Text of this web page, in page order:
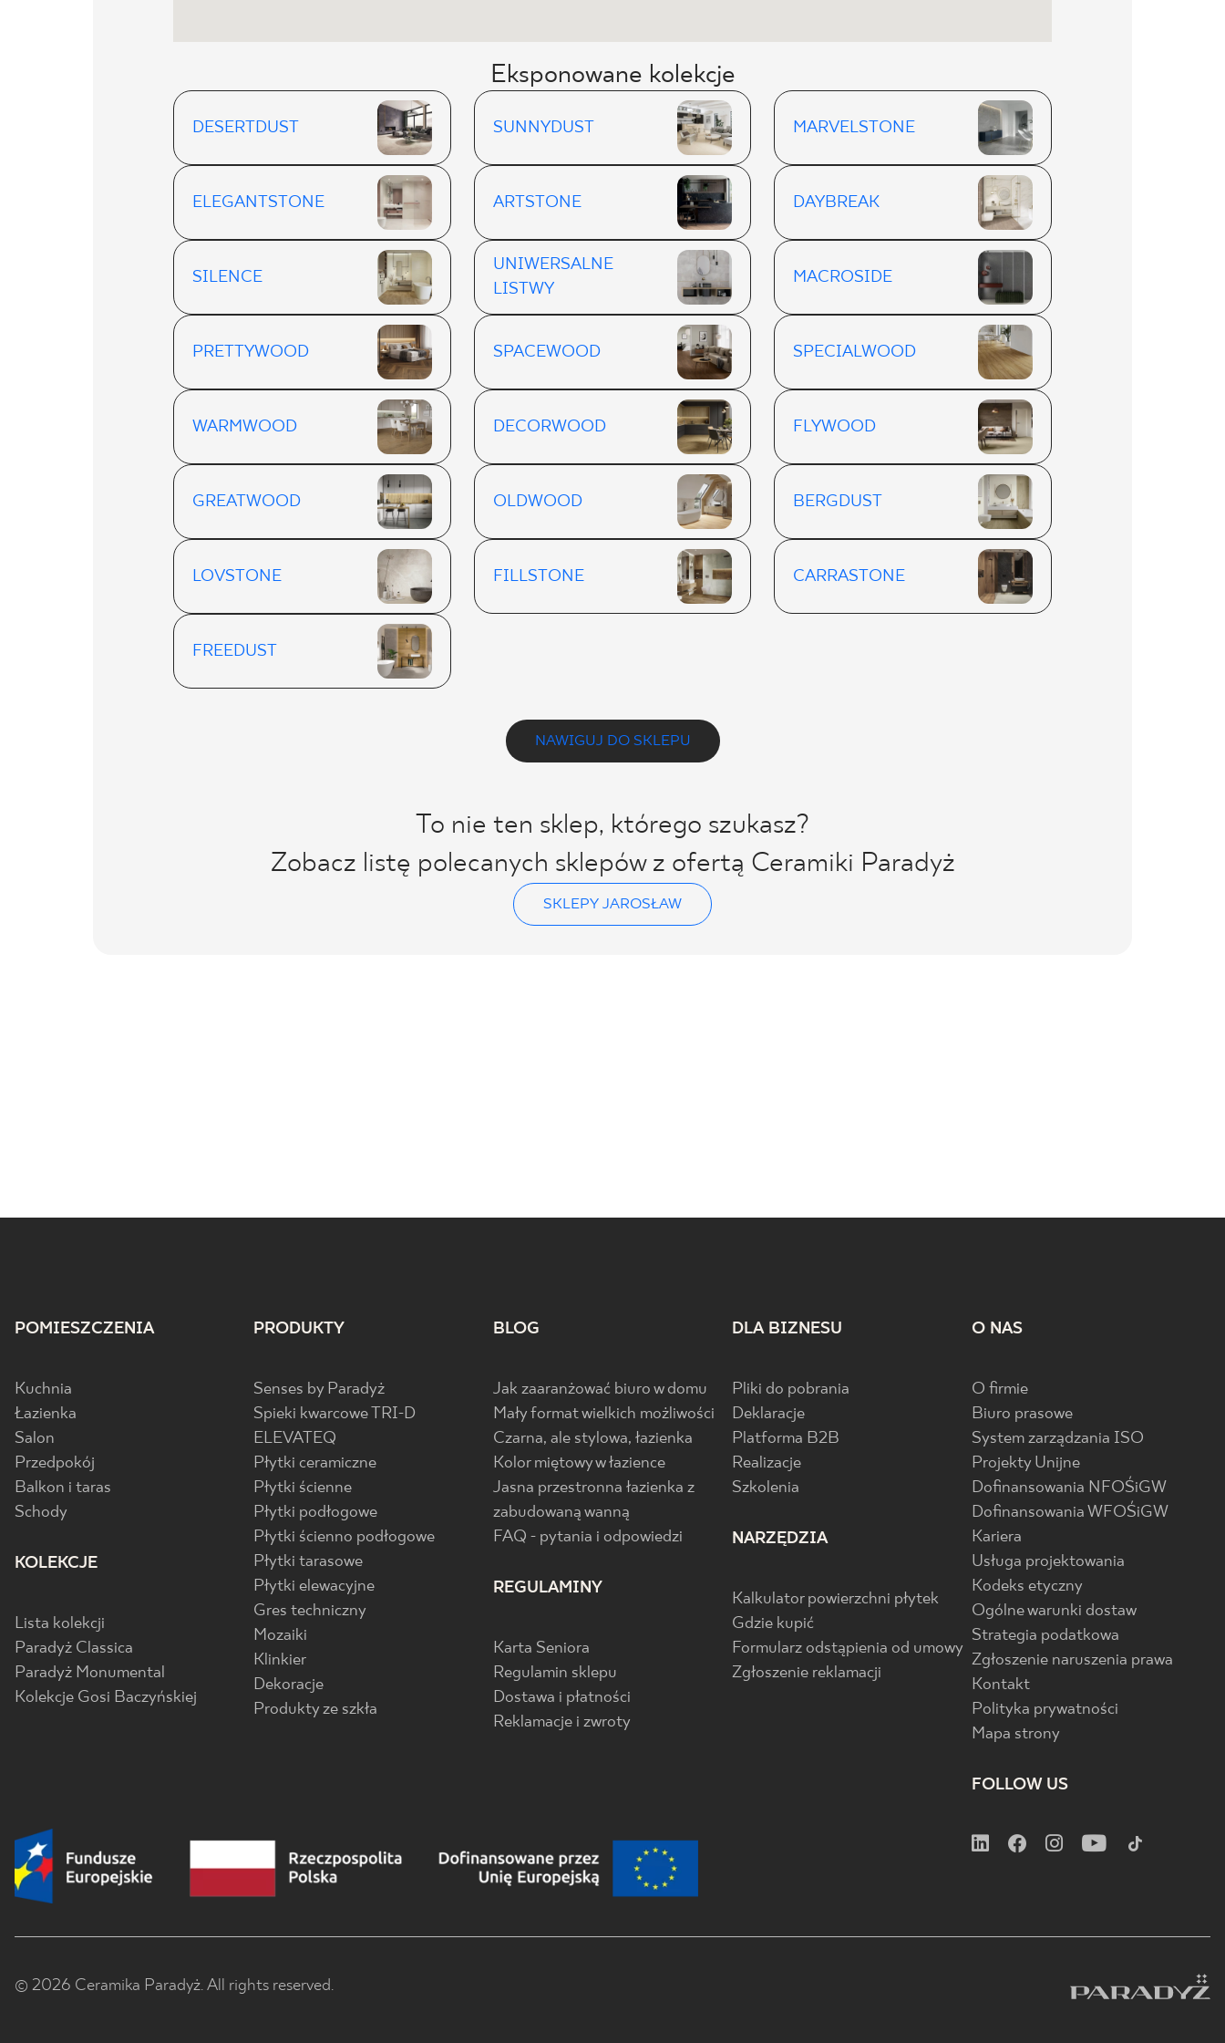
Eksponowane kolekcje
DESERTDUST SUNNYDUST MARVELSTONE
ELEGANTSTONE ARTSTONE DAYBREAK
SILENCE
UNIWERSALNE
LISTWY
MACROSIDE
PRETTYWOOD SPACEWOOD SPECIALWOOD
WARMWOOD DECORWOOD FLYWOOD
GREATWOOD OLDWOOD BERGDUST
LOVSTONE FILLSTONE CARRASTONE
FREEDUST
NAWIGUJ DO SKLEPU
To nie ten sklep, którego szukasz?
Zobacz listę polecanych sklepów z ofertą Ceramiki Paradyż
SKLEPY JAROSŁAW
POMIESZCZENIA
Kuchnia
Łazienka
Salon
Przedpokój
Balkon i taras
Schody
KOLEKCJE
Lista kolekcji
Paradyż Classica
Paradyż Monumental
Kolekcje Gosi Baczyńskiej
PRODUKTY
Senses by Paradyż
Spieki kwarcowe TRI-D
ELEVATEQ
Płytki ceramiczne
Płytki ścienne
Płytki podłogowe
Płytki ścienno podłogowe
Płytki tarasowe
Płytki elewacyjne
Gres techniczny
Mozaiki
Klinkier
Dekoracje
Produkty ze szkła
BLOG
Jak zaaranżować biuro w domu
Mały format wielkich możliwości
Czarna, ale stylowa, łazienka
Kolor miętowy w łazience
Jasna przestronna łazienka z
zabudowaną wanną
FAQ - pytania i odpowiedzi
REGULAMINY
Karta Seniora
Regulamin sklepu
Dostawa i płatności
Reklamacje i zwroty
DLA BIZNESU
Pliki do pobrania
Deklaracje
Platforma B2B
Realizacje
Szkolenia
NARZĘDZIA
Kalkulator powierzchni płytek
Gdzie kupić
Formularz odstąpienia od umowy
Zgłoszenie reklamacji
O NAS
O firmie
Biuro prasowe
System zarządzania ISO
Projekty Unijne
Dofinansowania NFOŚiGW
Dofinansowania WFOŚiGW
Kariera
Usługa projektowania
Kodeks etyczny
Ogólne warunki dostaw
Strategia podatkowa
Zgłoszenie naruszenia prawa
Kontakt
Polityka prywatności
Mapa strony
FOLLOW US
© 2026 Ceramika Paradyż. All rights reserved.